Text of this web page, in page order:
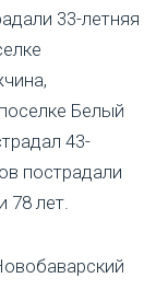
33-летняя
Белый
43-
пострадали
лет.